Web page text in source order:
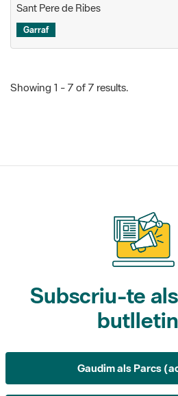
Sant Pere de Ribes
Garraf
Showing 1 - 7 of 7 results.
Subscriu-te
Gaudim als Parcs